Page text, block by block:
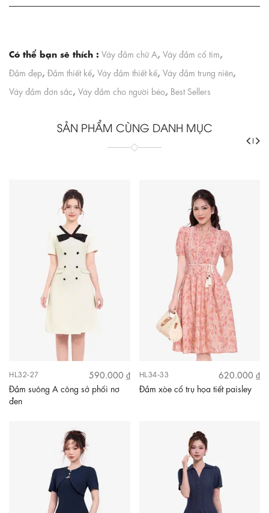
Có thể bạn sẽ thích : Váy đầm chữ A, Váy đầm cổ tim,
Đầm đẹp, Đầm thiết kế, Váy đầm thiết kế, Váy đầm trung niên,
Váy đầm đơn sắc, Váy đầm cho người béo, Best Sellers
SẢN PHẨM CÙNG DANH MỤC
HL32-27
590.000 ₫
Đầm suông A công sở phối nơ
đen
HL34-33
620.000 ₫
Đầm xòe cổ trụ họa tiết paisley